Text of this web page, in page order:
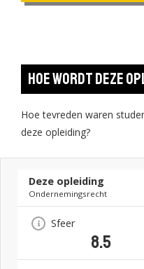
Hoe wordt deze
Hoe tevreden waren
deze opleiding?
Deze opleiding
Ondernemingsrecht
Sfeer
8.5